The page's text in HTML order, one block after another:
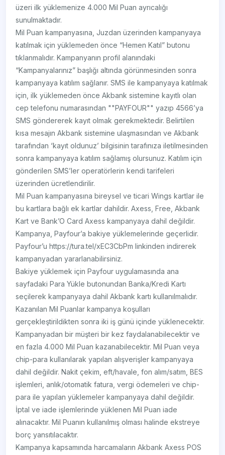
üzeri ilk yüklemenize 4.000 Mil Puan ayrıcalığı
sunulmaktadır.
Mil Puan kampanyasına, Juzdan üzerinden kampanyaya
katılmak için yüklemeden önce “Hemen Katıl” butonu
tıklanmalıdır. Kampanyanın profil alanındaki
“Kampanyalarınız” başlığı altında görünmesinden sonra
kampanyaya katılım sağlanır. SMS ile kampanyaya katılmak
için, ilk yüklemeden önce Akbank sistemine kayıtlı olan
cep telefonu numarasından ""PAYFOUR"" yazıp 4566’ya
SMS göndererek kayıt olmak gerekmektedir. Belirtilen
kısa mesajın Akbank sistemine ulaşmasından ve Akbank
tarafından ‘kayıt oldunuz’ bilgisinin tarafınıza iletilmesinden
sonra kampanyaya katılım sağlamış olursunuz. Katılım için
gönderilen SMS’ler operatörlerin kendi tarifeleri
üzerinden ücretlendirilir.
Mil Puan kampanyasına bireysel ve ticari Wings kartlar ile
bu kartlara bağlı ek kartlar dahildir. Axess, Free, Akbank
Kart ve Bank’O Card Axess kampanyaya dahil değildir.
Kampanya, Payfour’a bakiye yüklemelerinde geçerlidir.
Payfour’u https://tura.tel/xEC3CbPm linkinden indirerek
kampanyadan yararlanabilirsiniz.
Bakiye yüklemek için Payfour uygulamasında ana
sayfadaki Para Yükle butonundan Banka/Kredi Kartı
seçilerek kampanyaya dahil Akbank kartı kullanılmalıdır.
Kazanılan Mil Puanlar kampanya koşulları
gerçekleştirildikten sonra iki iş günü içinde yüklenecektir.
Kampanyadan bir müşteri bir kez faydalanabilecektir ve
en fazla 4.000 Mil Puan kazanabilecektir. Mil Puan veya
chip-para kullanılarak yapılan alışverişler kampanyaya
dahil değildir. Nakit çekim, eft/havale, fon alım/satım, BES
işlemleri, anlık/otomatik fatura, vergi ödemeleri ve chip-
para ile yapılan yüklemeler kampanyaya dahil değildir.
İptal ve iade işlemlerinde yüklenen Mil Puan iade
alınacaktır. Mil Puanın kullanılmış olması halinde ekstreye
borç yansıtılacaktır.
Kampanya kapsamında harcamaların Akbank Axess POS